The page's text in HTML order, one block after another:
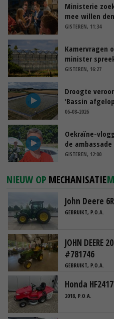
Ministerie
mee willen
GISTEREN, 11:34
Kamervragen
minister
GISTEREN, 16:27
Droogte
‘Bassin
06-08-2026
Oekraïne-
de
GISTEREN, 12:00
NIEUW OP MECHANISATIE
John Deere
GEBRUIKT, P.O.A.
JOHN DEERE
#781746
GEBRUIKT, P.O.A.
Honda
2018, P.O.A.